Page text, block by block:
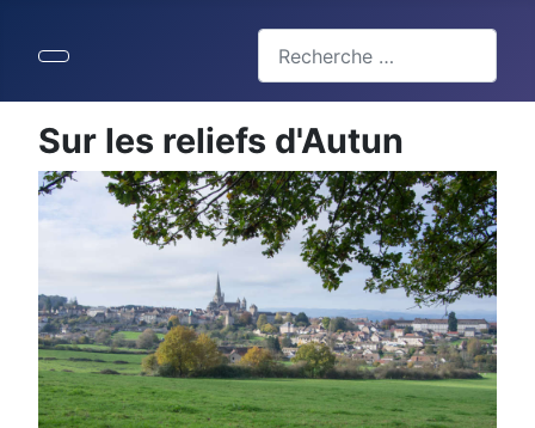
Type 2 or more characters for
Sur les reliefs d'Autun